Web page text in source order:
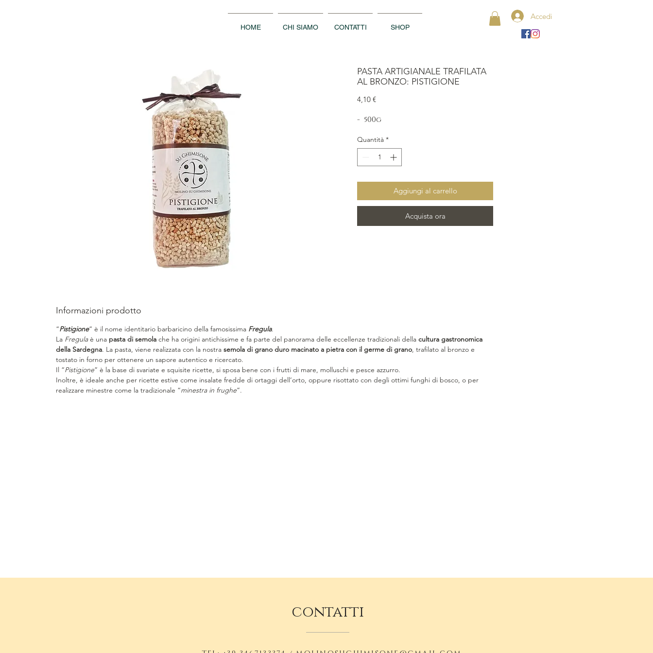
HOME CHI SIAMO CONTATTI SHOP
Accedi
PASTA ARTIGIANALE TRAFILATA
AL BRONZO: PISTIGIONE
4,10 €Prezzo
- 500g
Quantità *
Aggiungi al carrello
Acquista ora
Informazioni prodotto
“Pistigione” è il nome identitario barbaricino della famosissima Fregula.
La Fregulaè una pasta di semola che ha origini antichissime e fa parte del panorama delle eccellenze tradizionali della cultura gastronomica
della Sardegna. La pasta, viene realizzata con la nostra semola di grano duro macinato a pietra con il germe di grano, trafilato al bronzo e
tostato in forno per ottenere un sapore autentico e ricercato.
Il “Pistigione” è la base di svariate e squisite ricette, si sposa bene con i frutti di mare, molluschi e pesce azzurro.
Inoltre, è ideale anche per ricette estive come insalate fredde di ortaggi dell’orto, oppure risottato con degli ottimi funghi di bosco, o per
realizzare minestre come la tradizionale “minestra in frughe”.
contatti